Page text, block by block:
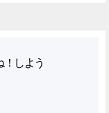
！しよう